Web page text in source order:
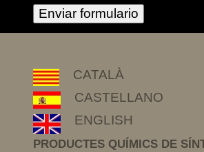
CATALÀ
CASTELLANO
ENGLISH
PRODUCTES QUÍMICS DE